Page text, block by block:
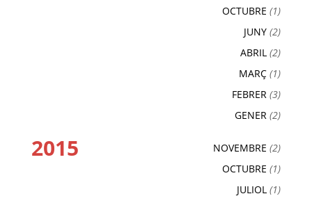
OCTUBRE (1)
JUNY (2)
ABRIL (2)
MARÇ (1)
FEBRER (3)
GENER (2)
2015 NOVEMBRE (2)
OCTUBRE (1)
JULIOL (1)